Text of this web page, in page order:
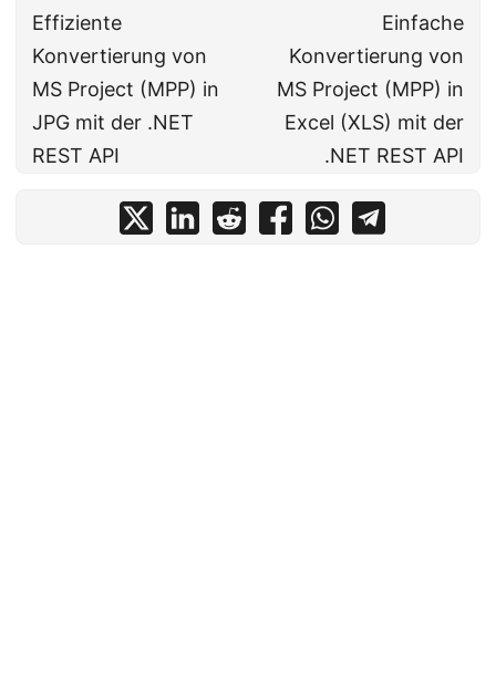
Effiziente
Konvertierung von
MS Project (MPP) in
JPG mit der .NET
REST API
Einfache
Konvertierung von
MS Project (MPP) in
Excel (XLS) mit der
.NET REST API